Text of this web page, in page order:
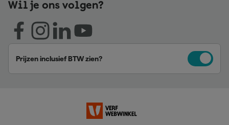
Wil je ons volgen?
Prijzen inclusief BTW zien?